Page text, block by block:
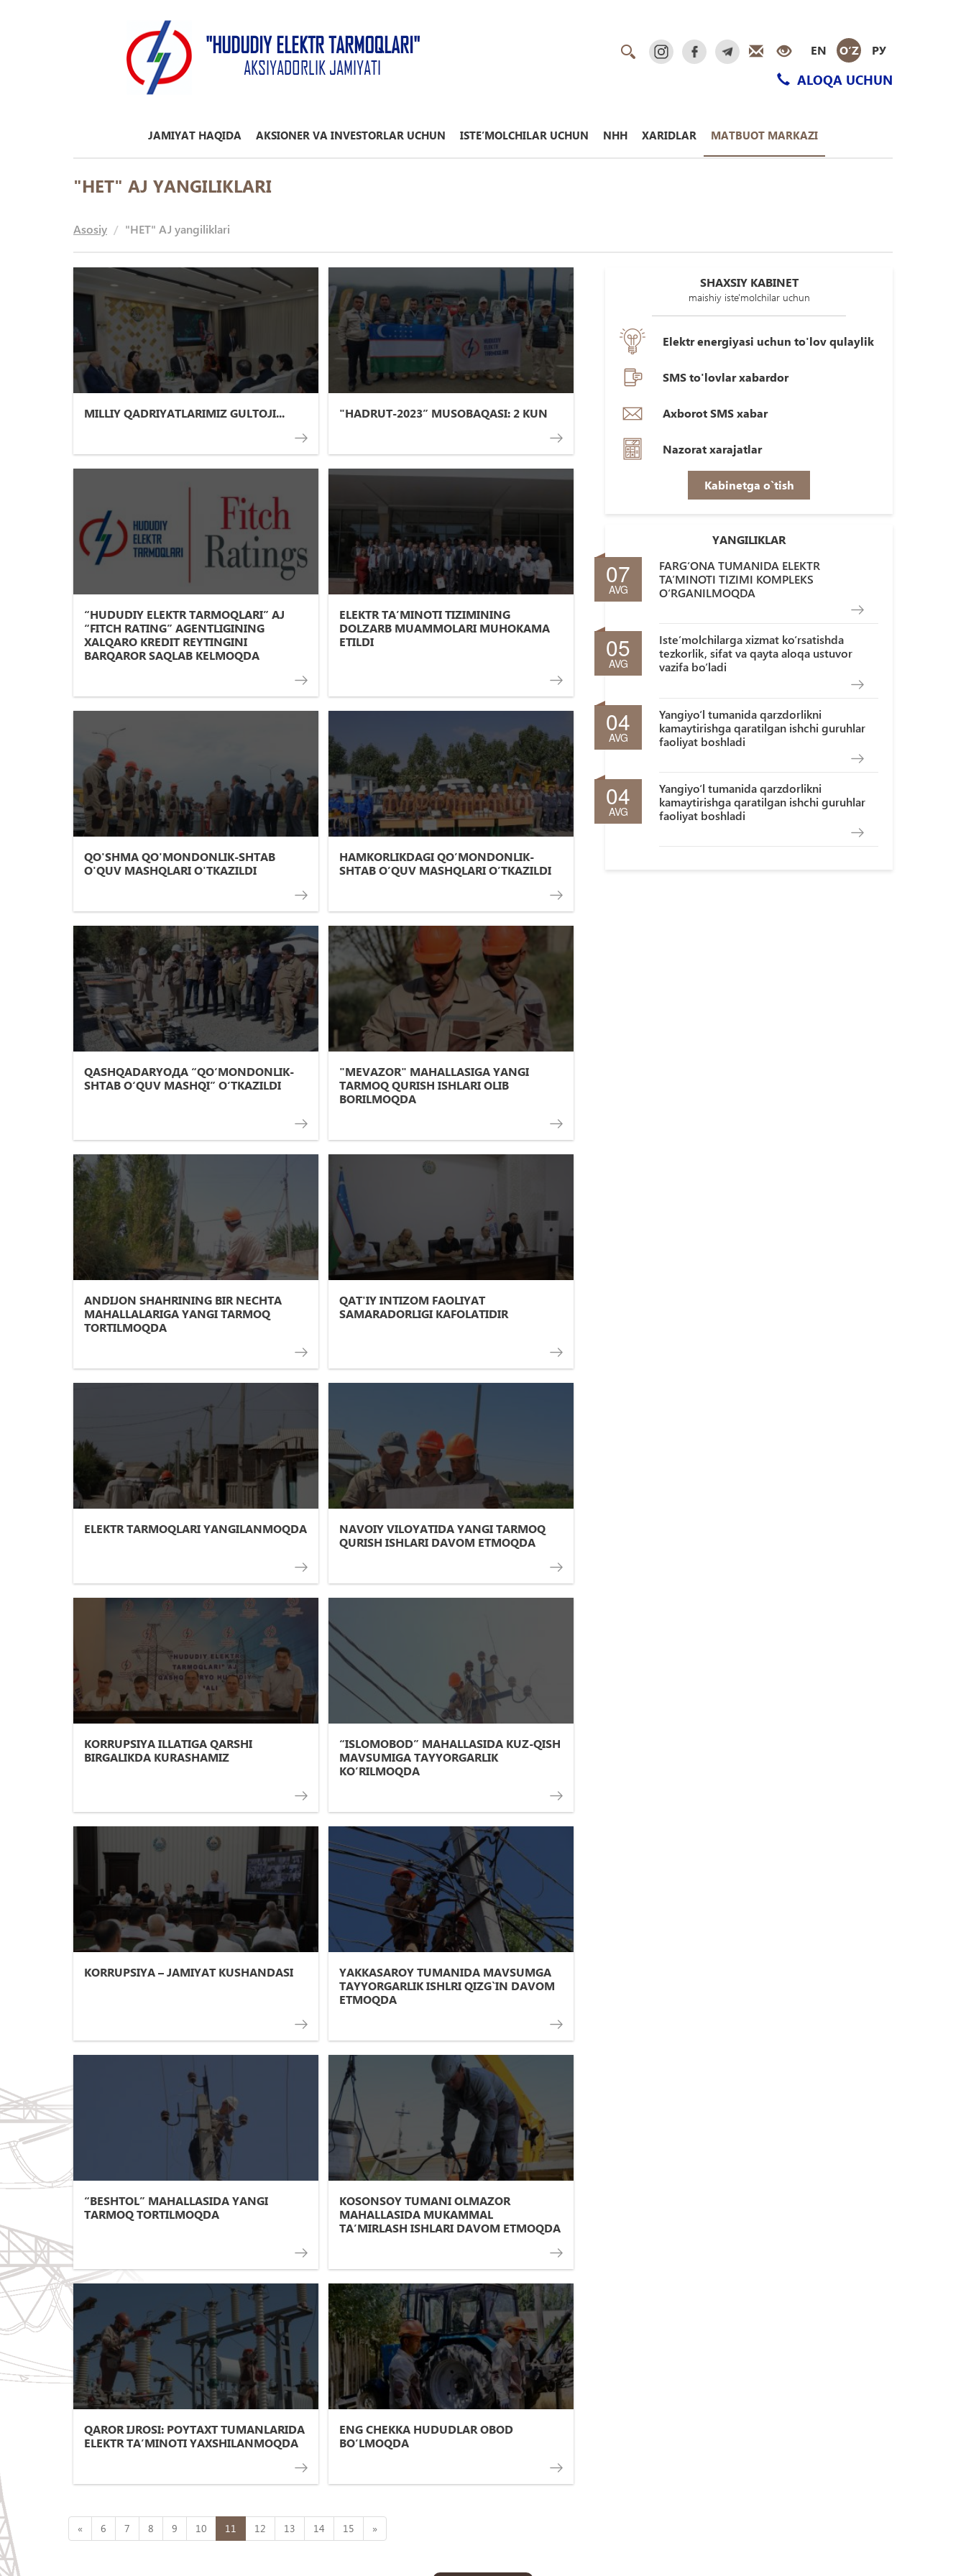
"HUDUDIY ELEKTR TARMOQLARI"
AKSIYADORLIK JAMIYATI
EN O‘Z РУ
ALOQA UCHUN
JAMIYAT HAQIDA AKSIONER VA INVESTORLAR UCHUN ISTE’MOLCHILAR UCHUN NHH XARIDLAR MATBUOT MARKAZI
"HET" AJ YANGILIKLARI
Asosiy "HET" AJ yangiliklari
MILLIY QADRIYATLARIMIZ GULTOJI... "HADRUT-2023” MUSOBAQASI: 2 KUN
“HUDUDIY ELEKTR TARMOQLARI” AJ
“FITCH RATING” AGENTLIGINING
XALQARO KREDIT REYTINGINI
BARQAROR SAQLAB KELMOQDA
ELEKTR TA’MINOTI TIZIMINING
DOLZARB MUAMMOLARI MUHOKAMA
ETILDI
QO'SHMA QO'MONDONLIK-SHTAB
O'QUV MASHQLARI O'TKAZILDI
HAMKORLIKDAGI QOʼMONDONLIK-
SHTAB OʼQUV MASHQLARI OʼTKAZILDI
QASHQADARYOДА “QOʻMONDONLIK-
SHTAB OʻQUV MASHQI” O‘TKAZILDI
"MEVAZOR" MAHALLASIGA YANGI
TARMOQ QURISH ISHLARI OLIB
BORILMOQDA
ANDIJON SHAHRINING BIR NECHTA
MAHALLALARIGA YANGI TARMOQ
TORTILMOQDA
QAT'IY INTIZOM FAOLIYAT
SAMARADORLIGI KAFOLATIDIR
ELEKTR TARMOQLARI YANGILANMOQDA
NАVOIY VILOYATIDА YANGI TАRMOQ
QURISH ISHLАRI DАVOM ETMOQDА
KORRUPSIYA ILLATIGA QARSHI
BIRGALIKDA KURASHAMIZ
“ISLOMOBOD” MAHALLASIDA KUZ-QISH
MAVSUMIGA TAYYORGARLIK
KO’RILMOQDA
KORRUPSIYA – JAMIYAT KUSHANDASI
YAKKASAROY TUMANIDA MAVSUMGA
TAYYORGARLIK ISHLRI QIZG`IN DAVOM
ETMOQDA
“BESHTOL” MAHALLASIDA YANGI
TARMOQ TORTILMOQDA
KOSONSOY TUMANI OLMAZOR
MAHALLASIDA MUKAMMAL
TA’MIRLASH ISHLARI DAVOM ETMOQDA
QAROR IJROSI: POYTAXT TUMANLARIDA
ELEKTR TA’MINOTI YAXSHILANMOQDA
ENG CHEKKA HUDUDLAR OBOD
BO’LMOQDA
« 6 7 8 9 10 11 12 13 14 15 »
SHAXSIY KABINET
maishiy iste'molchilar uchun
Elektr energiyasi uchun to'lov qulaylik
SMS to'lovlar xabardor
Axborot SMS xabar
Nazorat xarajatlar
Kabinetga o`tish
YANGILIKLAR
07
AVG
FARG‘ONA TUMANIDA ELEKTR
TA’MINOTI TIZIMI KOMPLEKS
O‘RGANILMOQDA
05
AVG
Iste’molchilarga xizmat ko‘rsatishda
tezkorlik, sifat va qayta aloqa ustuvor
vazifa bo‘ladi
04
AVG
Yangiyo‘l tumanida qarzdorlikni
kamaytirishga qaratilgan ishchi guruhlar
faoliyat boshladi
04
AVG
Yangiyo‘l tumanida qarzdorlikni
kamaytirishga qaratilgan ishchi guruhlar
faoliyat boshladi